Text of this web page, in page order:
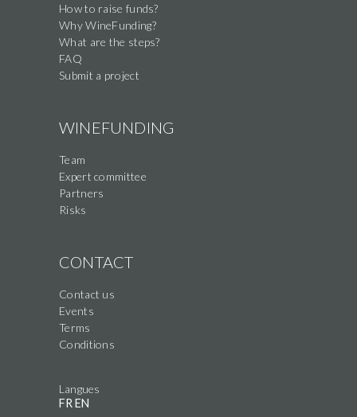
How to raise funds?
Why WineFunding?
What are the steps?
FAQ
Submit a project
WINEFUNDING
Team
Expert committee
Partners
Risks
CONTACT
Contact us
Events
Terms
Conditions
Langues
FR EN